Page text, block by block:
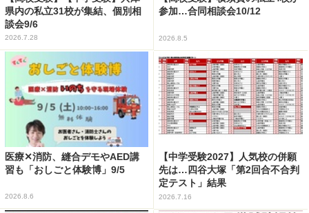
県内の私立31校が集結、個別相
談会9/6
2026.7.28
参加…合同相談会10/12
2026.8.5
医療✕消防、縫合デモやAED講
習も「おしごと体験博」9/5
2026.8.6
【中学受験2027】人気校の併願
先は…四谷大塚「第2回合不合判
定テスト」結果
2026.7.16